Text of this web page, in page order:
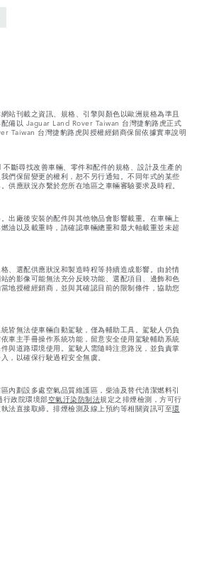
站刊載之資訊、規格、引擎與顏色以歐洲規格為準且
備以 Jaguar Land Rover Taiwan 台灣捷豹路虎正式
Taiwan 台灣捷豹路虎與授權經銷商保留依據實車說明
斷尋找改善車輛、零件和配件的規格、設計及生產的
們保留變更的權利，恕不另行通知。不同年式的某些
供應狀況亦繫於您所在地區之車輛審驗要求及時程。
出廠後安裝的配件與其他物品會影響載重。在車輛上
油以及載重時，請確認車輛總重和最大軸載重並未超
、選配供應狀況和製造時程等持續造成影響。由於情
的影像可能無法充分反映功能、選配項目、邊飾和色
地授權經銷商，並與其確認目前的限制條件，協助您
皆無法使車輛自動駕駛，僅為輔助工具。駕駛人仍負
車主手冊操作系統功能，留意安全使用駕駛輔助系統
與道路環境使用。駕駛人需隨時注意路況，並負責掌
，以確保行駛過程安全無虞。
內劃設多處空氣品質維護區，柴油及替代清潔燃料引
政院環境部空氣汙染防制法規定之排煙檢測，方可行
法直接取締。排煙檢測及線上預約等相關資訊可至環